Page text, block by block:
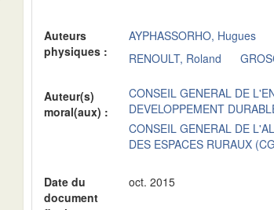
Auteurs
physiques :
AYPHASSORHO, Hugues
RENOULT, Roland
Auteur(s)
moral(aux) :
CONSEIL GENERAL DE
DEVELOPPEMENT
CONSEIL GENERAL DE
DES ESPACES RURAUX
Date du
document
oct. 2015